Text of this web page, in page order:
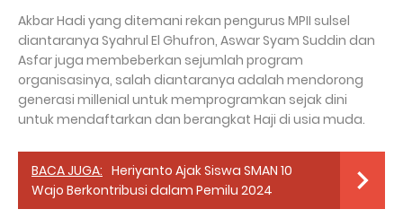
Akbar Hadi yang ditemani rekan pengurus MPII sulsel
diantaranya Syahrul El Ghufron, Aswar Syam Suddin dan
Asfar juga membeberkan sejumlah program
organisasinya, salah diantaranya adalah mendorong
generasi millenial untuk memprogramkan sejak dini
untuk mendaftarkan dan berangkat Haji di usia muda.
BACA JUGA: Heriyanto Ajak Siswa SMAN 10
Wajo Berkontribusi dalam Pemilu 2024